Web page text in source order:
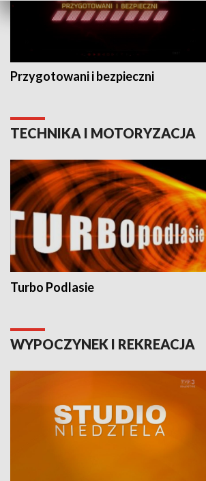
Przygotowani i bezpieczni
TECHNIKA I MOTORYZACJA
Turbo Podlasie
WYPOCZYNEK I REKREACJA